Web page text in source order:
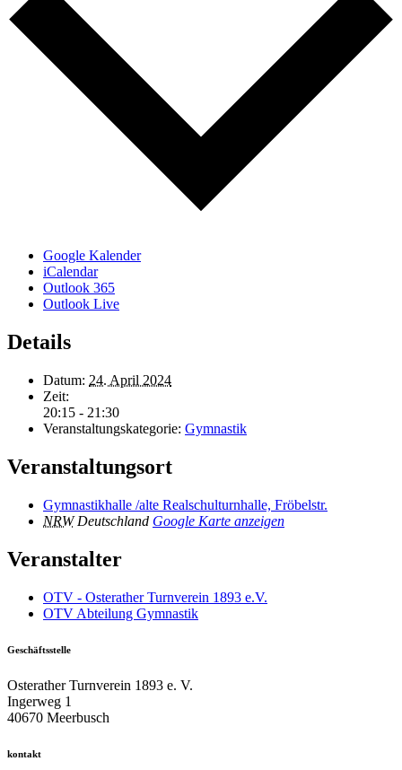
Google Kalender
iCalendar
Outlook 365
Outlook Live
Details
Datum: 24. April 2024
Zeit:
20:15 - 21:30
Veranstaltungskategorie: Gymnastik
Veranstaltungsort
Gymnastikhalle /alte Realschulturnhalle, Fröbelstr.
NRW Deutschland Google Karte anzeigen
Veranstalter
OTV - Osterather Turnverein 1893 e.V.
OTV Abteilung Gymnastik
Geschäftsstelle
Osterather Turnverein 1893 e. V.
Ingerweg 1
40670 Meerbusch
kontakt